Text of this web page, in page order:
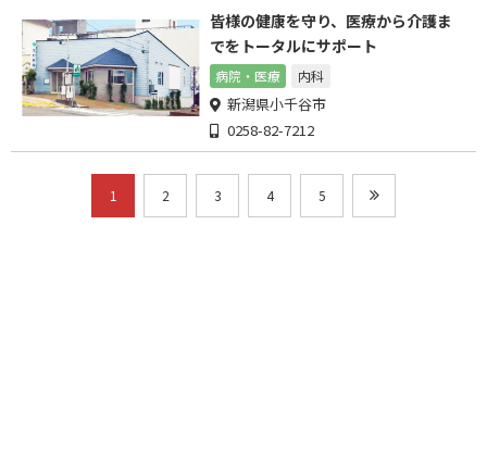
皆様の健康を守り、医療から介護ま
でをトータルにサポート
病院・医療 内科
新潟県小千谷市
0258-82-7212
1 2 3 4 5